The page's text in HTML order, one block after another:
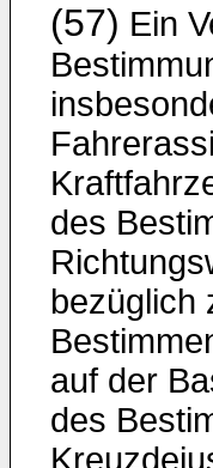
(57) Ein
des
bezüglich
auf der
des